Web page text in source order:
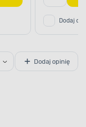
Dodaj do
Dodaj opinię